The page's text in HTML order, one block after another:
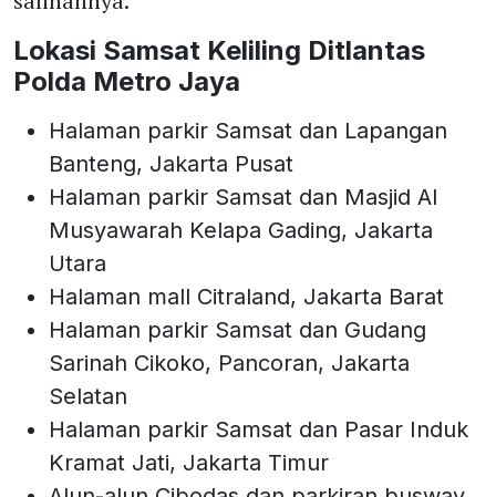
Lokasi Samsat Keliling Ditlantas
Polda Metro Jaya
Halaman parkir Samsat dan Lapangan
Banteng, Jakarta Pusat
Halaman parkir Samsat dan Masjid Al
Musyawarah Kelapa Gading, Jakarta
Utara
Halaman mall Citraland, Jakarta Barat
Halaman parkir Samsat dan Gudang
Sarinah Cikoko, Pancoran, Jakarta
Selatan
Halaman parkir Samsat dan Pasar Induk
Kramat Jati, Jakarta Timur